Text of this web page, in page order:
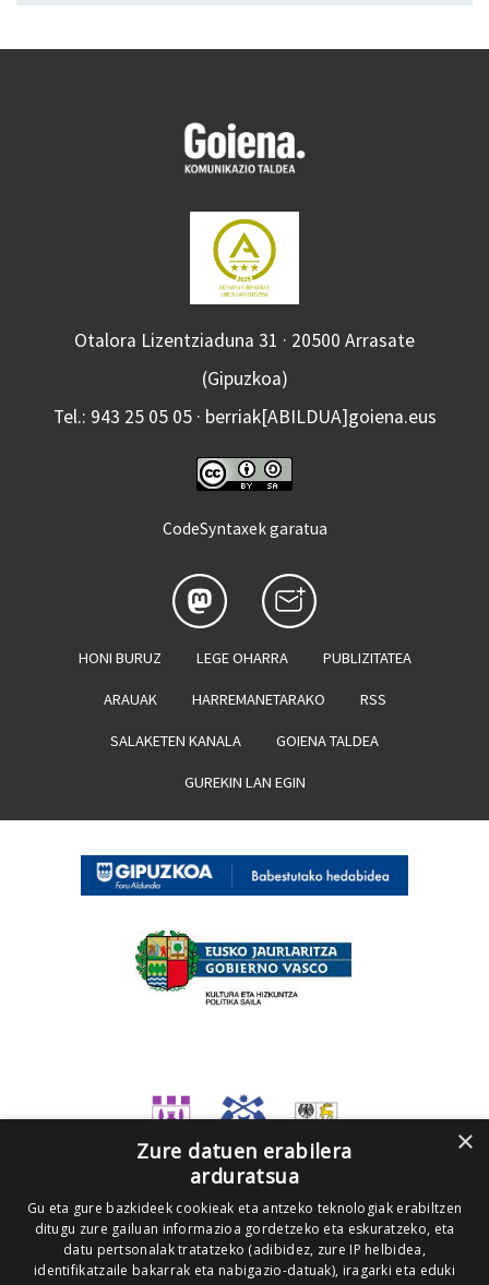
Otalora Lizentziaduna 31 · 20500 Arrasate
(Gipuzkoa)
Tel.: 943 25 05 05 · berriak[ABILDUA]goiena.eus
CodeSyntaxek garatua
HONI BURUZ LEGE OHARRA PUBLIZITATEA
ARAUAK HARREMANETARAKO RSS
SALAKETEN KANALA GOIENA TALDEA
GUREKIN LAN EGIN
×
Zure datuen erabilera
arduratsua
Gu eta gure bazkideek cookieak eta antzeko teknologiak erabiltzen
ditugu zure gailuan informazioa gordetzeko eta eskuratzeko, eta
datu pertsonalak tratatzeko (adibidez, zure IP helbidea,
identifikatzaile bakarrak eta nabigazio-datuak), iragarki eta eduki